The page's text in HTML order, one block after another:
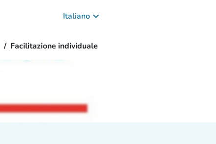
Italiano keyboard_arrow_down
Facilitazione individuale